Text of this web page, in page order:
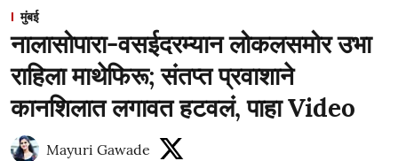
मुंबई
नालासोपारा-वसईदरम्यान लोकलसमोर उभा
राहिला माथेफिरू; संतप्त प्रवाशाने
कानशिलात लगावत हटवलं, पाहा Video
Mayuri Gawade